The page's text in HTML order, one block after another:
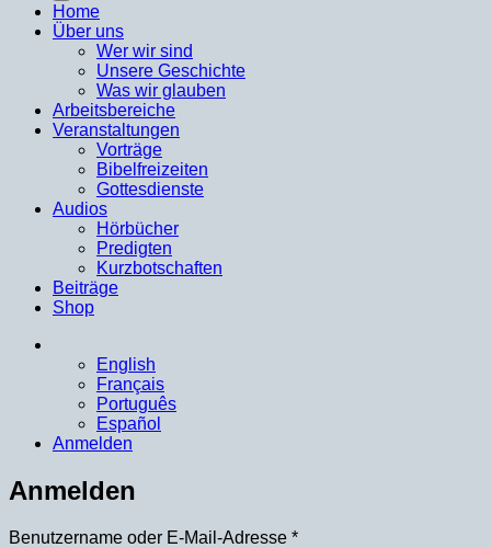
Home
Über uns
Wer wir sind
Unsere Geschichte
Was wir glauben
Arbeitsbereiche
Veranstaltungen
Vorträge
Bibelfreizeiten
Gottesdienste
Audios
Hörbücher
Predigten
Kurzbotschaften
Beiträge
Shop
English
Français
Português
Español
Anmelden
Anmelden
Benutzername oder E-Mail-Adresse *Erforderlich